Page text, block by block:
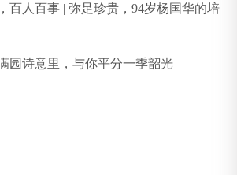
百人百事 | 弥足珍贵，94岁杨国华的培
园诗意里，与你平分一季韶光